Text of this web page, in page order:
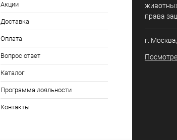
Акции
Доставка
Оплата
Вопрос ответ
Каталог
Программа лояльности
Контакты
права
г.